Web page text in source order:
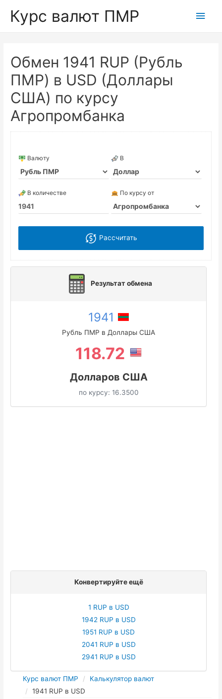
Курс валют ПМР
Обмен 1941 RUP (Рубль
ПМР) в USD (Доллары
США) по курсу
Агропромбанка
Валюту В
В количестве По курсу от
Рассчитать
Результат обмена
1941
Рубль ПМР в Доллары США
118.72
Долларов США
по курсу: 16.3500
Конвертируйте ещё
1 RUP в USD
1942 RUP в USD
1951 RUP в USD
2041 RUP в USD
2941 RUP в USD
Курс валют ПМР
Калькулятор валют
1941 RUP в USD